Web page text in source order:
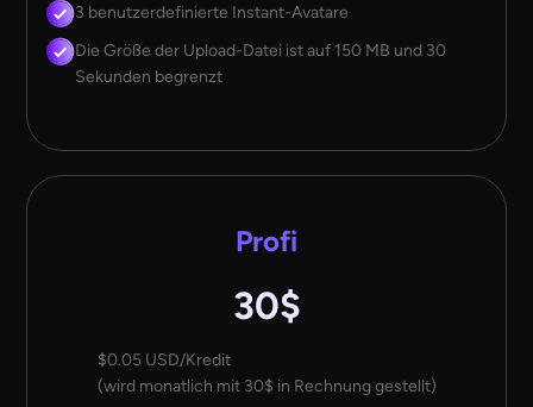
3 benutzerdefinierte Instant-Avatare
Die Größe der Upload-Datei ist auf 150 MB und 30
Sekunden begrenzt
Profi
30$
$0.05 USD/Kredit
(wird monatlich mit 30$ in Rechnung gestellt)